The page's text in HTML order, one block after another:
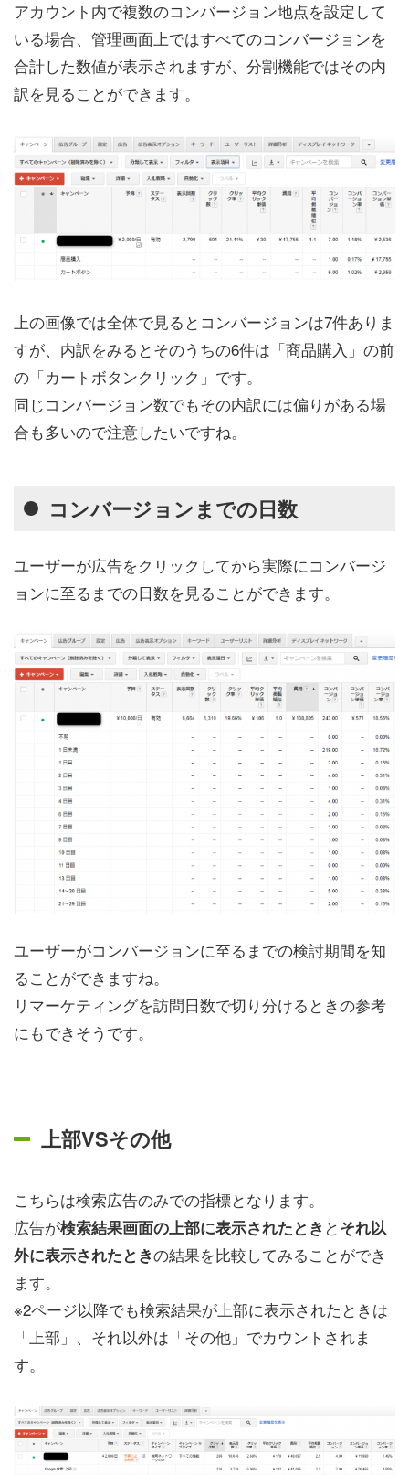
アカウント内で複数のコンバージョン地点を設定して
いる場合、管理画面上ではすべてのコンバージョンを
合計した数値が表示されますが、分割機能ではその内
訳を見ることができます。
上の画像では全体で見るとコンバージョンは7件ありま
すが、内訳をみるとそのうちの6件は「商品購入」の前
の「カートボタンクリック」です。
同じコンバージョン数でもその内訳には偏りがある場
合も多いので注意したいですね。
コンバージョンまでの日数
ユーザーが広告をクリックしてから実際にコンバージ
ョンに至るまでの日数を見ることができます。
ユーザーがコンバージョンに至るまでの検討期間を知
ることができますね。
リマーケティングを訪問日数で切り分けるときの参考
にもできそうです。
上部VSその他
こちらは検索広告のみでの指標となります。
広告が検索結果画面の上部に表示されたとき とそれ以
外に表示されたときの結果を比較してみることができ
ます。
※2ページ以降でも検索結果が上部に表示されたときは
「上部」、それ以外は「その他」でカウントされま
す。